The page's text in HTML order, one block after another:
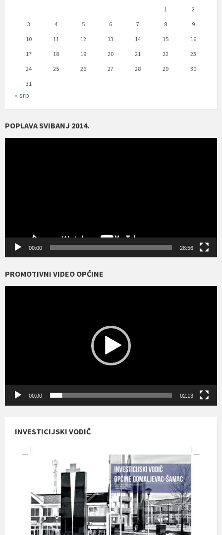
1
2
3
4 5 6 7 8
9
10
11 12 13 14 15
16
17
18 19 20 21 22
23
24
25 26 27 28 29
30
31
« srp
POPLAVA SVIBANJ 2014.
00:00 28:56
PROMOTIVNI VIDEO OPĆINE
00:00 02:13
INVESTICIJSKI VODIČ